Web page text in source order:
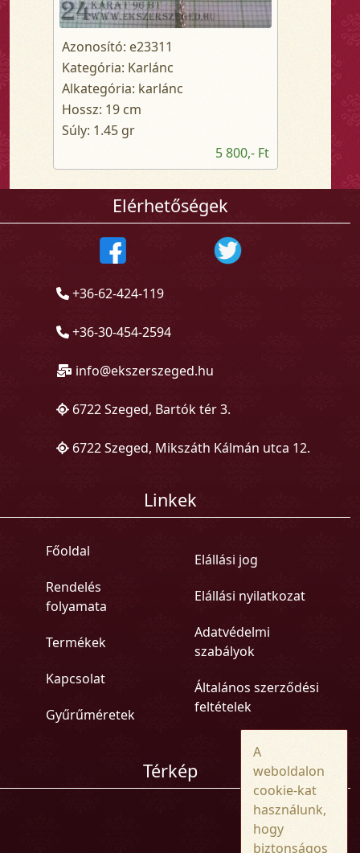
Azonosító: e23311
Kategória: Karlánc
Alkategória: karlánc
Hossz: 19 cm
Súly: 1.45 gr
5 800,- Ft
Elérhetőségek
+36-62-424-119
+36-30-454-2594
info@ekszerszeged.hu
6722 Szeged, Bartók tér 3.
6722 Szeged, Mikszáth Kálmán utca 12.
Linkek
Főoldal
Rendelés
folyamata
Termékek
Kapcsolat
Gyűrűméretek
Elállási jog
Elállási nyilatkozat
Adatvédelmi
szabályok
Általános szerződési
feltételek
Térkép
A
weboldalon
cookie-kat
használunk,
hogy
biztonságos